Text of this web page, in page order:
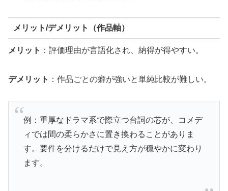
メリット/デメリット（作品軸）
メリット ：評価理由が言語化され、納得が得やすい。
デメリット ：作品ごとの癖が強いと単純比較が難しい。
例：重厚なドラマ系で際立つ台詞の芯が、コメデ
ィでは間の柔らかさに置き換わることがありま
す。要件を分けるだけで見え方が穏やかに変わり
ます。